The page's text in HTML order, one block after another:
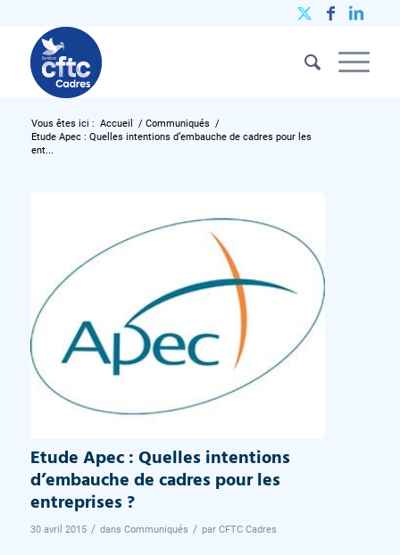
Vous êtes ici : Accueil / Communiqués /
Etude Apec : Quelles intentions d’embauche de cadres pour les
ent...
Etude Apec : Quelles intentions
d’embauche de cadres pour les
entreprises ?
30 avril 2015 / dans Communiqués / par CFTC Cadres